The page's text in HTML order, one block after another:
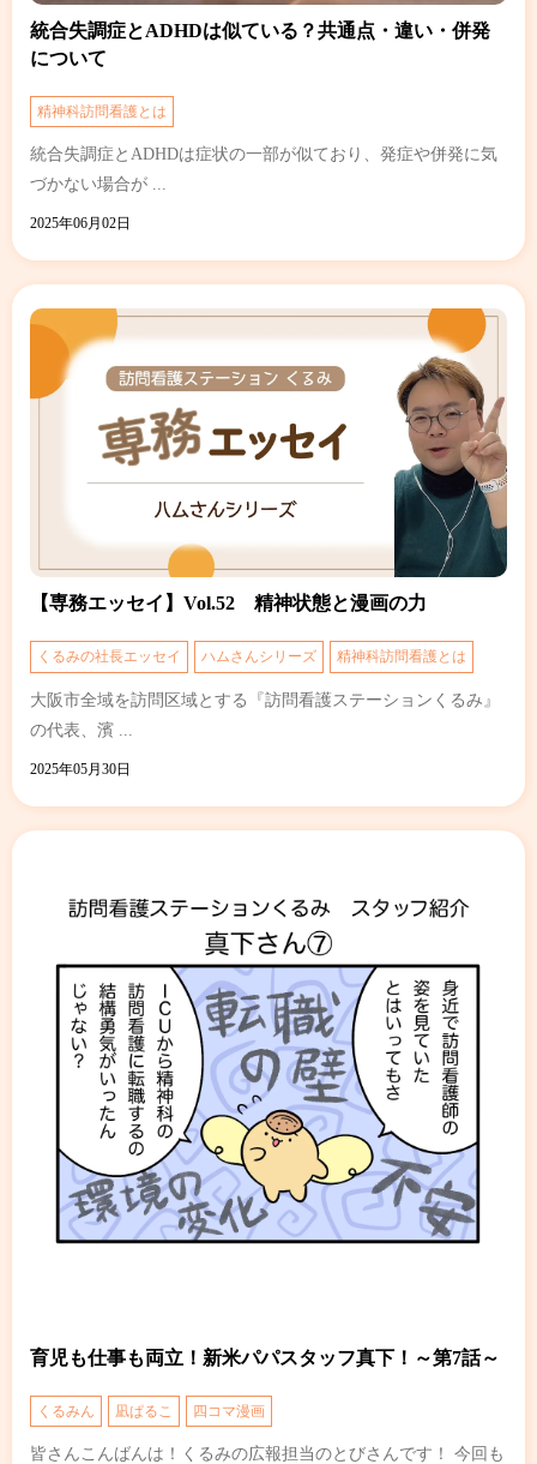
統合失調症とADHDは似ている？共通点・違い・併発
について
精神科訪問看護とは
統合失調症とADHDは症状の一部が似ており、発症や併発に気
づかない場合が ...
2025年06月02日
【専務エッセイ】Vol.52 精神状態と漫画の力
くるみの社長エッセイ ハムさんシリーズ 精神科訪問看護とは
大阪市全域を訪問区域とする『訪問看護ステーションくるみ』
の代表、濱 ...
2025年05月30日
育児も仕事も両立！新米パパスタッフ真下！～第7話～
くるみん 凪ぱるこ 四コマ漫画
皆さんこんばんは！くるみの広報担当のとびさんです！ 今回も